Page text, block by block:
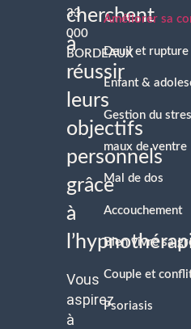
cherchent
à
réussir
leurs
objectifs
personnels
grâce
à
Vous
aspirez
à
33
000
BORDEAUX
Améliorer sa
Deuil et rupture
Enfant &
Gestion du
maux de ventre
Mal de dos
Accouchement
Bien vivre sa
Couple et
Psoriasis